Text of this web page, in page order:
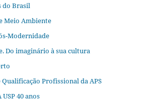
do Brasil
Meio Ambiente
Modernidade
Do imaginário à sua cultura
Qualificação Profissional da APS
USP 40 anos